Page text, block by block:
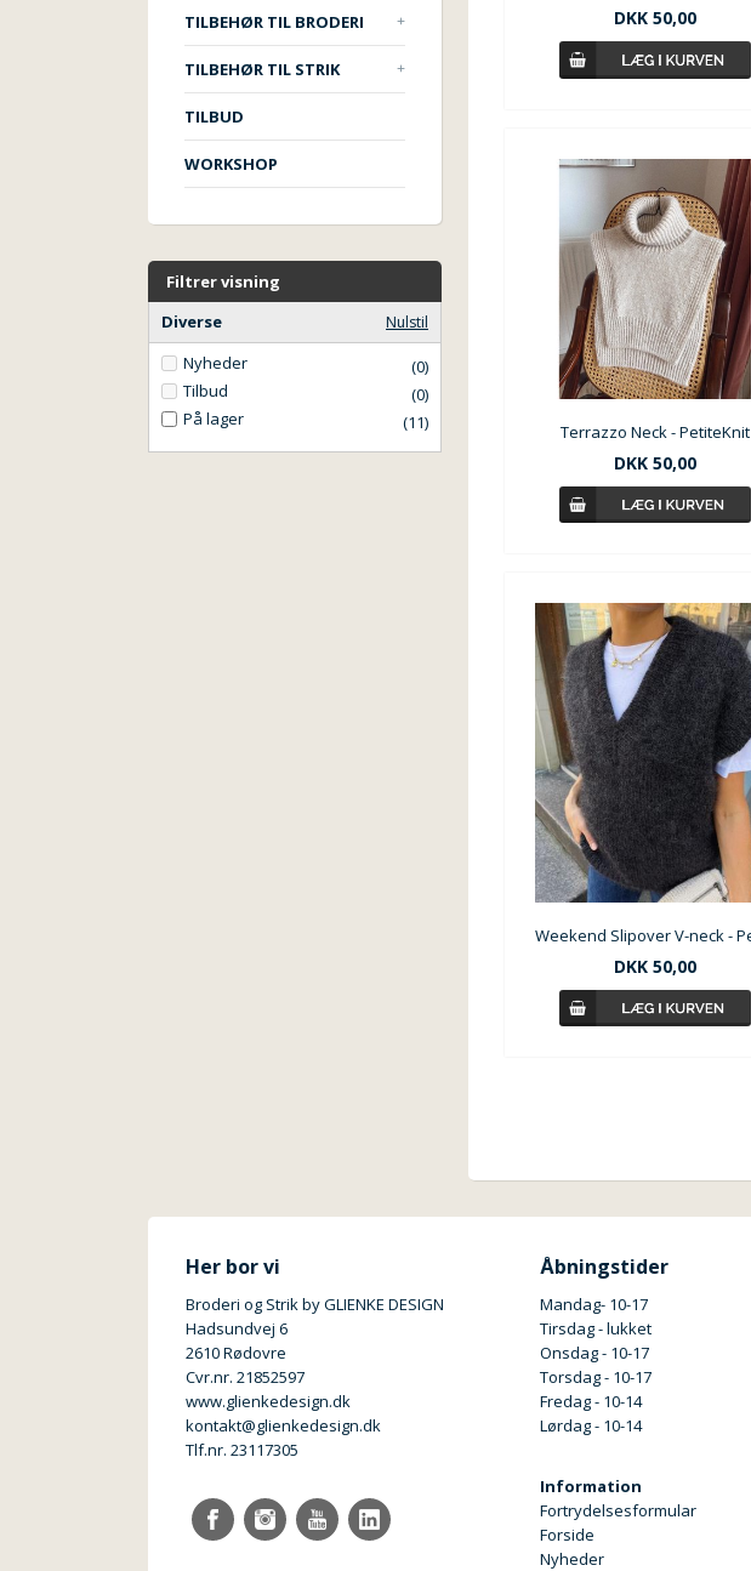
TILBEHØR TIL BRODERI
TILBEHØR TIL STRIK
TILBUD
WORKSHOP
Filtrer visning
Diverse
Nulstil
Nyheder
(0)
Tilbud
(0)
På lager
(11)
DKK 50,00
Terrazzo Neck - PetiteKnit
DKK 50,00
DKK 50,00
Her bor vi
Broderi og Strik by GLIENKE DESIGN
Hadsundvej 6
2610 Rødovre
Cvr.nr. 21852597
www.glienkedesign.dk
kontakt@glienkedesign.dk
Tlf.nr. 23117305
Åbningstider
Mandag- 10-17
Tirsdag - lukket
Onsdag - 10-17
Torsdag - 10-17
Fredag - 10-14
Lørdag - 10-14
Information
Fortrydelsesformular
Forside
Nyheder